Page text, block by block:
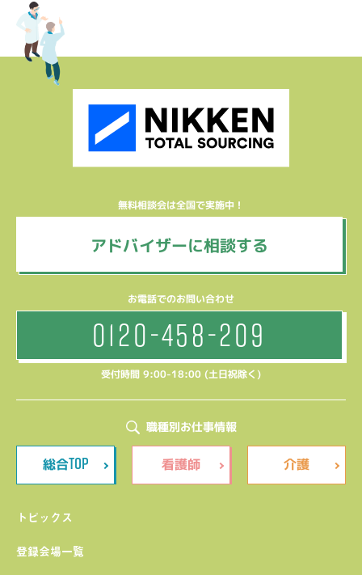
無料相談会は全国で実施中！
アドバイザーに相談する
お電話でのお問い合わせ
0120-458-209
受付時間 9:00-18:00 (土日祝除く)
職種別お仕事情報
総合TOP 看護師 介護
トピックス
登録会場一覧